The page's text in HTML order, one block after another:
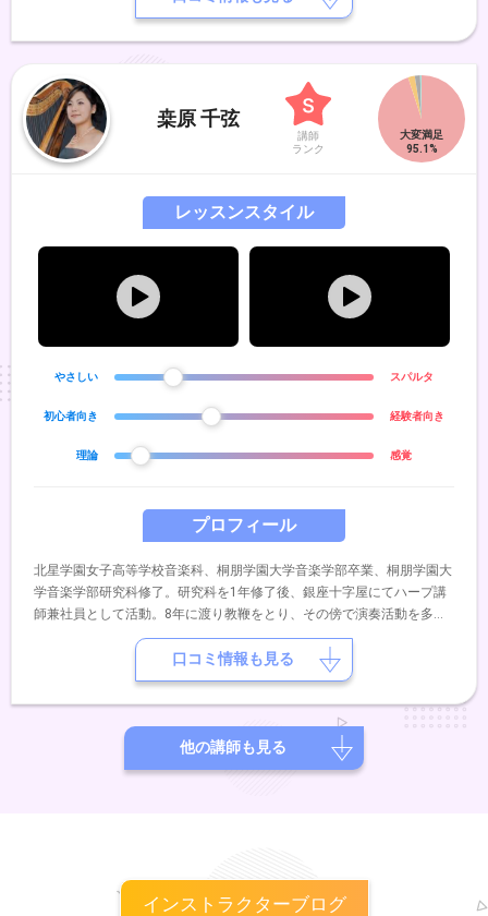
桒原 千弦
講師
ランク
プロフィール
北星学園女子高等学校音楽科、桐朋学園大学音楽学部卒業、桐朋学園大
学音楽学部研究科修了。研究科を1年修了後、銀座十字屋にてハープ講
師兼社員として活動。8年に渡り教鞭をとり、その傍で演奏活動を多数
行う。新日本フィル、東京シティフィル、札幌交響楽団、ボローニャフ
ィル管弦楽団などオーケストラにてエキストラ演奏。公共施設でのゲス
ト出演。2016年に銀座十字屋ホールにてソロリサイタルを開催。大好
評を博す。同年、雑誌「江戸楽」にてインタビューを行い、表紙を飾
る。2017年にはサウジアラビアで結成されたさわかみ財団ジャパンフ
ェスティバルオーケストラのメンバーとして演奏。WHCワールドハー
プコングレスにて演奏。スイスにてハープマスターズマスタークラス修
レッスンスタイル
やさしい スパルタ
初心者向き 経験者向き
理論 感覚
口コミ情報も見る
他の講師も見る
インストラクターブログ